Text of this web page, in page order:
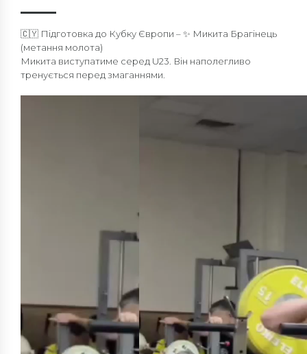
🇨🇾 Підготовка до Кубку Європи – ✨ Микита Брагінець
(метання молота)
Микита виступатиме серед U23. Він наполегливо
тренується перед змаганнями.